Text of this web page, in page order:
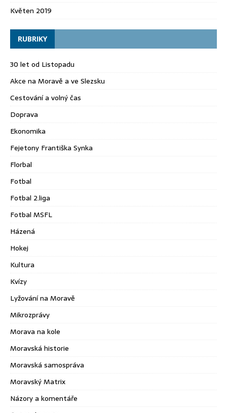
Květen 2019
RUBRIKY
30 let od Listopadu
Akce na Moravě a ve Slezsku
Cestování a volný čas
Doprava
Ekonomika
Fejetony Františka Synka
Florbal
Fotbal
Fotbal 2.liga
Fotbal MSFL
Házená
Hokej
Kultura
Kvízy
Lyžování na Moravě
Mikrozprávy
Morava na kole
Moravská historie
Moravská samospráva
Moravský Matrix
Názory a komentáře